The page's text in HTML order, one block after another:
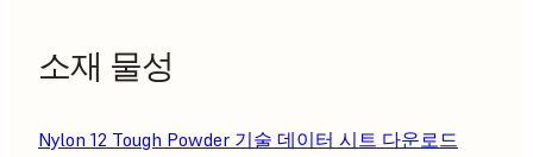
소재 물성
Nylon 12 Tough Powder 기술 데이터 시트 다운로드